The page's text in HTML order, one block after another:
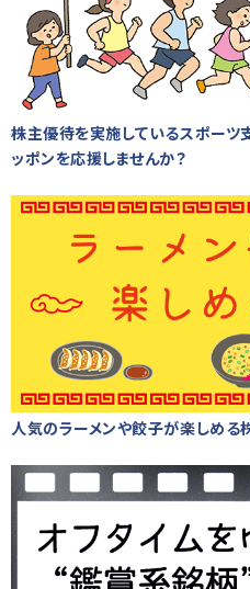
株主優待を実施しているスポーツ
ッポンを応援しませんか？
人気のラーメンや餃子が楽しめる